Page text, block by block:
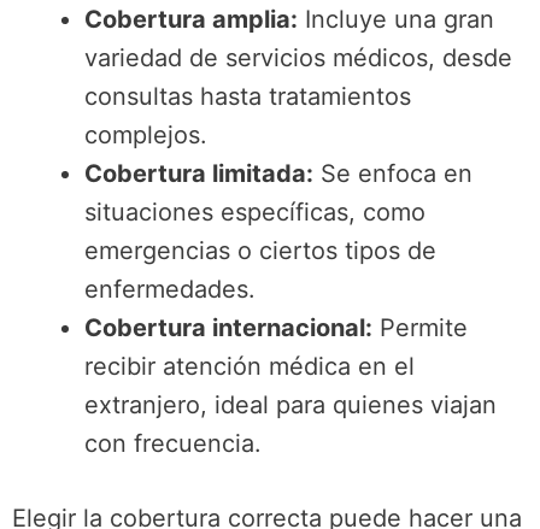
Cobertura amplia: Incluye una gran
variedad de servicios médicos, desde
consultas hasta tratamientos
complejos.
Cobertura limitada: Se enfoca en
situaciones específicas, como
emergencias o ciertos tipos de
enfermedades.
Cobertura internacional: Permite
recibir atención médica en el
extranjero, ideal para quienes viajan
con frecuencia.
Elegir la cobertura correcta puede hacer una